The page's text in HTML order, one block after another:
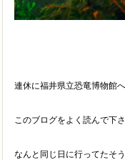
連休に福井県立恐竜博物館
このブログをよく読んで下
なんと同じ日に行ってたそ